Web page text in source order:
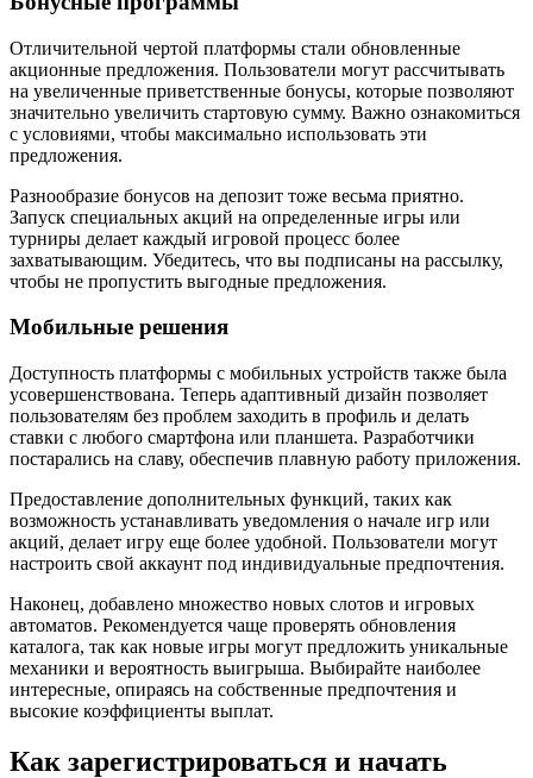
Отличительной чертой платформы стали обновленные
акционные предложения. Пользователи могут рассчитывать
на увеличенные приветственные бонусы, которые позволяют
значительно увеличить стартовую сумму. Важно ознакомиться
с условиями, чтобы максимально использовать эти
предложения.
Разнообразие бонусов на депозит тоже весьма приятно.
Запуск специальных акций на определенные игры или
турниры делает каждый игровой процесс более
захватывающим. Убедитесь, что вы подписаны на рассылку,
чтобы не пропустить выгодные предложения.
Мобильные решения
Доступность платформы с мобильных устройств также была
усовершенствована. Теперь адаптивный дизайн позволяет
пользователям без проблем заходить в профиль и делать
ставки с любого смартфона или планшета. Разработчики
постарались на славу, обеспечив плавную работу приложения.
Предоставление дополнительных функций, таких как
возможность устанавливать уведомления о начале игр или
акций, делает игру еще более удобной. Пользователи могут
настроить свой аккаунт под индивидуальные предпочтения.
Наконец, добавлено множество новых слотов и игровых
автоматов. Рекомендуется чаще проверять обновления
каталога, так как новые игры могут предложить уникальные
механики и вероятность выигрыша. Выбирайте наиболее
интересные, опираясь на собственные предпочтения и
высокие коэффициенты выплат.
Как зарегистрироваться и начать